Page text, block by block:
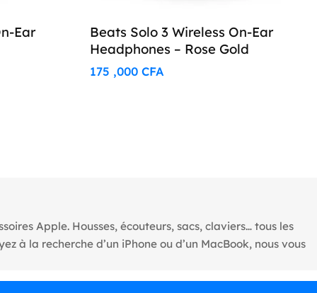
Ear
Beats Solo 3 Wireless On-Ear
Headphones – Rose Gold
175 ,000CFA
Apple. Housses, écouteurs, sacs, claviers… tous les
à la recherche d’un iPhone ou d’un MacBook, nous vous